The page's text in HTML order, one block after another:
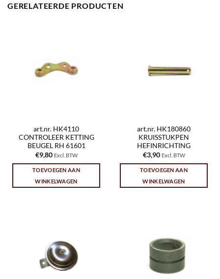
GERELATEERDE PRODUCTEN
art.nr. HK4110
CONTROLEER KETTING
BEUGEL RH 61601
€9,80 Excl. BTW
TOEVOEGEN AAN
WINKELWAGEN
art.nr. HK180860
KRUISSTUKPEN
HEFINRICHTING
€3,90 Excl. BTW
TOEVOEGEN AAN
WINKELWAGEN